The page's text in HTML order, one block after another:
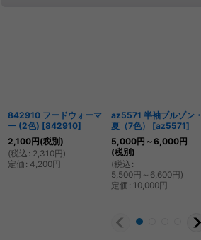
842910 フードウォーマ
ー (2色) [842910]
2,100円(税別)
(税込 : 2,310円)
定価 : 4,200円
az5571 半袖ブルゾン・
夏（7色）
[az5571]
5,000円 ～6,000円
(税別)
(税込 :
5,500円 ～6,600円)
定価 : 10,000円